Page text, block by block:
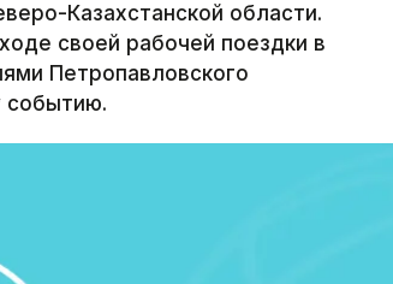
Казахстанской области.
своей рабочей поездки в
Петропавловского
событию.